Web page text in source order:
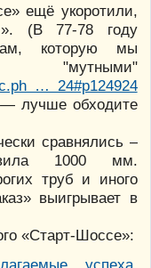
ещё укоротили,
(В 77-78 году
которую мы
… 24#p124924
лучше обходите
сравнялись –
1000 мм.
труб и иного
выигрывает в
«Старт-Шоссе»: